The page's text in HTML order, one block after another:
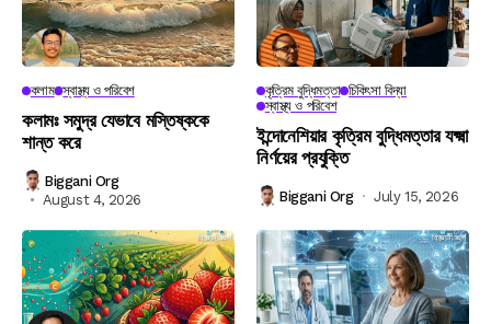
কলাম স্বাস্থ্য ও পরিবেশ
কলামঃ সমুদ্র যেভাবে মস্তিষ্ককে
শান্ত করে
Biggani Org
August 4, 2026
কৃত্রিম বুদ্ধিমত্তা চিকিৎসা বিদ্যা
স্বাস্থ্য ও পরিবেশ
ইন্দোনেশিয়ার কৃত্রিম বুদ্ধিমত্তার যক্ষ্মা
নির্ণয়ের প্রযুক্তি
Biggani Org July 15, 2026